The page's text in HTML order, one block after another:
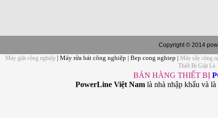
Copyright © 2014
Máy giặt công nghiệp | Máy rửa bát công nghiệp | Bep cong nghiep | Máy sấy công
Thiết Bị Giặt Là
BÁN HÀNG THIẾT BỊ
PowerLine Việt Nam là nhà nhập khẩu và